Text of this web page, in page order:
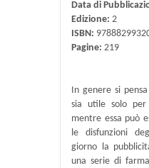
Data di
Edizione: 2
ISBN:
Pagine: 219
In genere si
sia utile solo per
mentre essa può
le disfunzioni
giorno la
una serie di